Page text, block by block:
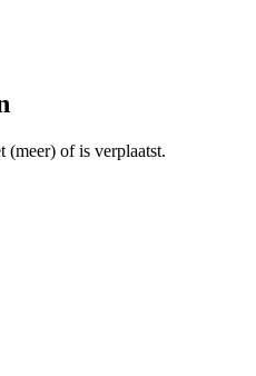
(meer) of is verplaatst.